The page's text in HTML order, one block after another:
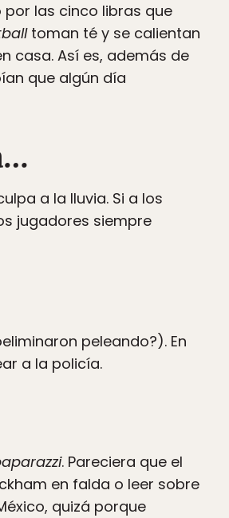
las cinco libras que
toman té y se calientan
casa. Así es, además de
que algún día
a la lluvia. Si a los
jugadores siempre
peleando?). En
a la policía.
. Pareciera que el
en falda o leer sobre
quizá porque